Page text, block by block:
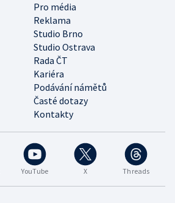
Pro média
Reklama
Studio Brno
Studio Ostrava
Rada ČT
Kariéra
Podávání námětů
Časté dotazy
Kontakty
YouTube X Threads